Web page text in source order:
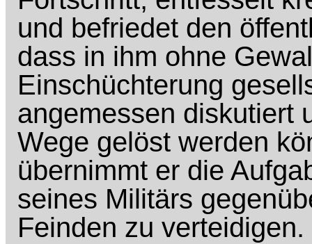
und befriedet den
dass in ihm ohne
Einschüchterung
angemessen diskutiert
Wege gelöst werden
übernimmt er die
seines Militärs
Feinden zu verteidigen.